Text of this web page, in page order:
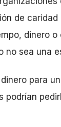
de
dinero
no sea una
para
podrían